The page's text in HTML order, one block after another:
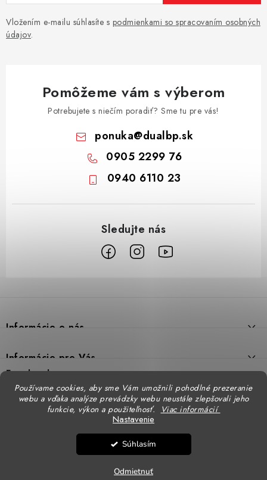
Používame cookies, aby sme Vám umožnili pohodlné prezeranie
webu a vďaka analýze prevádzky webu neustále zlepšovali jeho
funkcie, výkon a použiteľnosť.
Viac informácií
Nastavenie
Odmietnuť
Súhlasím
Vložením e-mailu súhlasíte s podmienkami so spracovaním osobných
údajov.
Pomôžeme vám s výberom
Potrebujete s niečím poradiť? Sme tu pre vás!
ponuka@dualbp.sk
0905 2299 76
0940 6110 23
p
i
Informácie o nás
Prečo DUAL BP
Predajne
Doprava
Informácie pre Vás
Formulár na výmenu tovaru
Facebook
Katalógy
STENSO - kompletné OOPP
CXS - kompletné OOPP
Vytvoril Shoptet